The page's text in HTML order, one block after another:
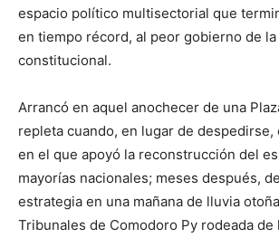
espacio político multisectorial que
en tiempo récord, al peor gobierno de
constitucional.
Arrancó en aquel anochecer de una
repleta cuando, en lugar de
en el que apoyó la reconstrucción del
mayorías nacionales; meses después,
estrategia en una mañana de lluvia
Tribunales de Comodoro Py rodeada de